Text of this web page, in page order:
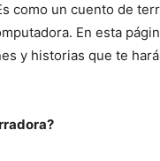
como un cuento de
En esta
y historias que te